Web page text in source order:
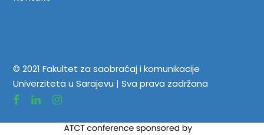
© 2021 Fakultet za saobraćaj i komunikacije
Univerziteta u Sarajevu | Sva prava zadržana